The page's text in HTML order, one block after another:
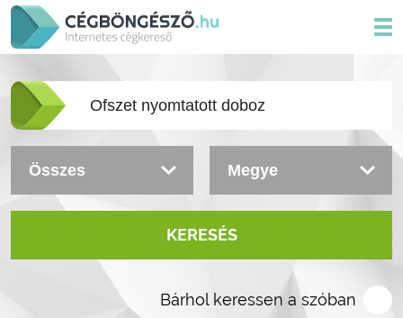
KERESÉS
Bárhol keressen a szóban